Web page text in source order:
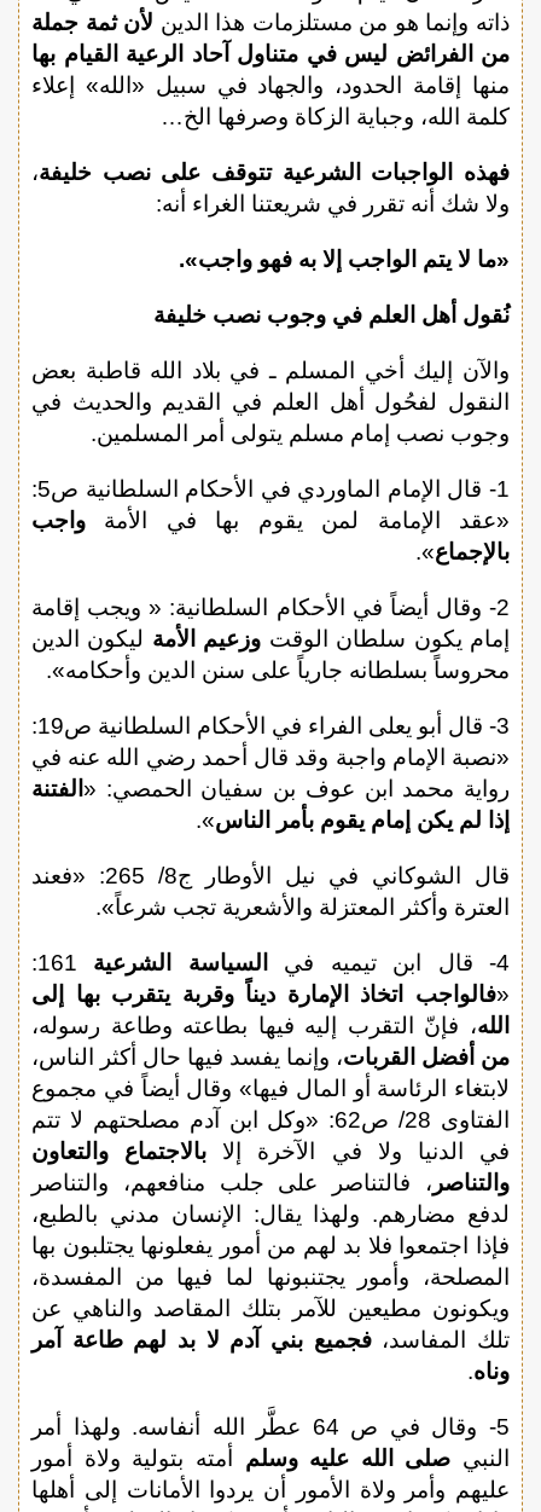
ذاته وإنما هو من مستلزمات هذا الدين لأن ثمة جملة
من الفرائض ليس في متناول آحاد الرعية القيام بها
منها إقامة الحدود، والجهاد في سبيل «الله» إعلاء
كلمة الله، وجباية الزكاة وصرفها الخ…
فهذه الواجبات الشرعية تتوقف على نصب خليفة،
ولا شك أنه تقرر في شريعتنا الغراء أنه:
«ما لا يتم الواجب إلا به فهو واجب».
نُقول أهل العلم في وجوب نصب خليفة
والآن إليك أخي المسلم ـ في بلاد الله قاطبة بعض
النقول لفحُول أهل العلم في القديم والحديث في
وجوب نصب إمام مسلم يتولى أمر المسلمين.
1- قال الإمام الماوردي في الأحكام السلطانية ص5:
«عقد الإمامة لمن يقوم بها في الأمة واجب
بالإجماع».
2- وقال أيضاً في الأحكام السلطانية: « ويجب إقامة
إمام يكون سلطان الوقت وزعيم الأمة ليكون الدين
محروساً بسلطانه جارياً على سنن الدين وأحكامه».
3- قال أبو يعلى الفراء في الأحكام السلطانية ص19:
«نصبة الإمام واجبة وقد قال أحمد رضي الله عنه في
رواية محمد ابن عوف بن سفيان الحمصي: « الفتنة
إذا لم يكن إمام يقوم بأمر الناس».
قال الشوكاني في نيل الأوطار ج8/ 265: «فعند
العترة وأكثر المعتزلة والأشعرية تجب شرعاً».
4- قال ابن تيميه في السياسة الشرعية
161:
«فالواجب اتخاذ الإمارة ديناً وقربة يتقرب بها إلى
الله، فإنّ التقرب إليه فيها بطاعته وطاعة رسوله،
من أفضل القربات، وإنما يفسد فيها حال أكثر الناس،
لابتغاء الرئاسة أو المال فيها» وقال أيضاً في مجموع
الفتاوى 28/ ص62: «وكل ابن آدم مصلحتهم لا تتم
في الدنيا ولا في الآخرة إلا بالاجتماع والتعاون
والتناصر ، فالتناصر على جلب منافعهم، والتناصر
لدفع مضارهم. ولهذا يقال: الإنسان مدني بالطبع،
فإذا اجتمعوا فلا بد لهم من أمور يفعلونها يجتلبون بها
المصلحة، وأمور يجتنبونها لما فيها من المفسدة،
ويكونون مطيعين للآمر بتلك المقاصد والناهي عن
تلك المفاسد،فجميع بني آدم لا بد لهم طاعة آمر
وناه.
5- وقال في ص 64 عطَّر الله أنفاسه. ولهذا أمر
النبي صلى الله عليه وسلم أمته بتولية ولاة أمور
عليهم وأمر ولاة الأمور أن يردوا الأمانات إلى أهلها